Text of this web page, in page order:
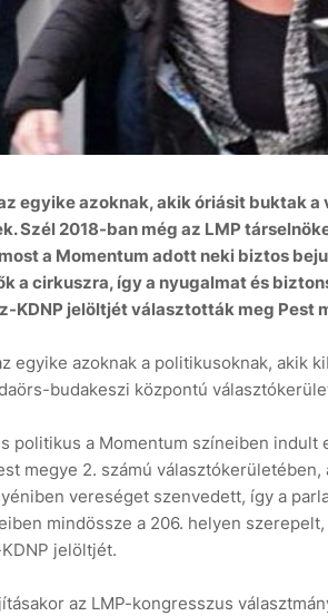
egyike azoknak, akik óriásit buktak a
Szél 2018-ban még az LMP
a Momentum adott neki biztos
a cirkuszra, így a nyugalmat és
KDNP jelöltjét választották meg Pest
egyike azoknak a politikusoknak, akik
budakeszi központú
politikus a Momentum színeiben
megye 2. számú
vereséget szenvedett, így a
mindössze a 206. helyen
jelöltjét.
az LMP-kongresszus